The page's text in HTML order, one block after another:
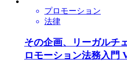
プロモーション
法律
その企画、リーガル
ロモーション法務入